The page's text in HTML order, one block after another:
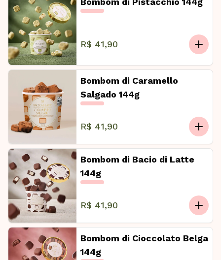
R$ 41,90
Bombom di Caramello
Salgado 144g
R$ 41,90
Bombom di Bacio di Latte
144g
R$ 41,90
Bombom di Cioccolato Belga
144g